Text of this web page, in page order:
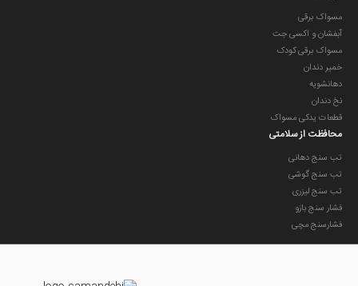
مسواک برقی
آبفشان و اکسی جت
مسواک برقی کودک
خمیر دندان
دهانشویه
نخ دندان
قطعات یدکی مسواک
محافظت از سلامتی
تب سنج دهانی
تب سنج گوشی
تب سنج لیزری
فشار سنج بازو
فشارسنج مچی